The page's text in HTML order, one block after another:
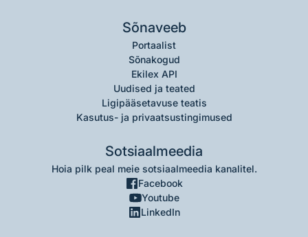
Sõnaveeb
Portaalist
Sõnakogud
Ekilex API
Uudised ja teated
Ligipääsetavuse teatis
Kasutus- ja privaatsustingimused
Sotsiaalmeedia
Hoia pilk peal meie sotsiaalmeedia kanalitel.
Facebook
Youtube
LinkedIn